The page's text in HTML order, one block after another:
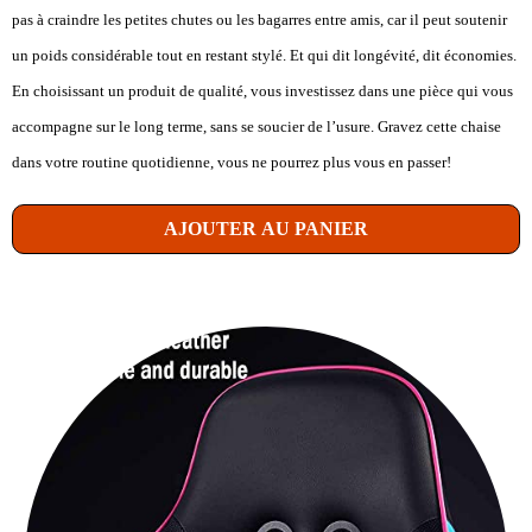
pas à craindre les petites chutes ou les bagarres entre amis, car il peut soutenir
un poids considérable tout en restant stylé. Et qui dit longévité, dit économies.
En choisissant un produit de qualité, vous investissez dans une pièce qui vous
accompagne sur le long terme, sans se soucier de l’usure. Gravez cette chaise
dans votre routine quotidienne, vous ne pourrez plus vous en passer!
AJOUTER AU PANIER